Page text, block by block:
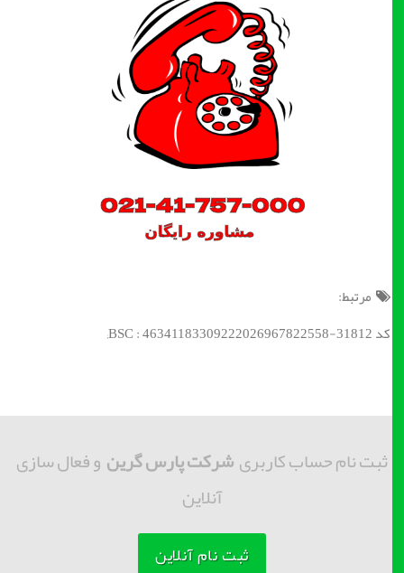
مرتبط:
کد BSC : 46341183309222026967822558-31812;
ثبت نام حساب کاربریشرکت پارس گرینو فعال سازی
آنلاین
ثبت نام آنلاین